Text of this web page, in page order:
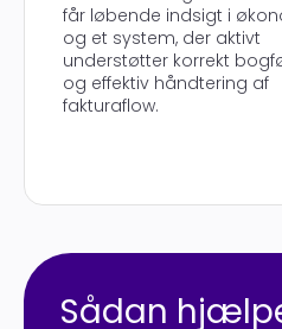
får løbende indsigt i
og et system, der aktivt
understøtter korrekt
og effektiv håndtering af
fakturaflow.
Sådan